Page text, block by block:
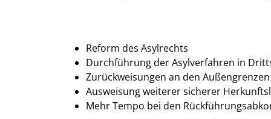
Reform des Asylrechts
Durchführung der Asylverfahren in
Zurückweisungen an den Außengrenzen
Ausweisung weiterer sicherer
Mehr Tempo bei den